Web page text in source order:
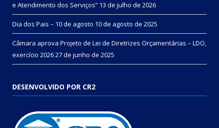
e Atendimento dos Serviços” 13 de julho de 2026
Dia dos Pais – 10 de agosto 10 de agosto de 2025
Câmara aprova Projeto de Lei de Diretrizes Orçamentárias – LDO,
exercício 202627 de junho de 2025
DESENVOLVIDO POR CR2